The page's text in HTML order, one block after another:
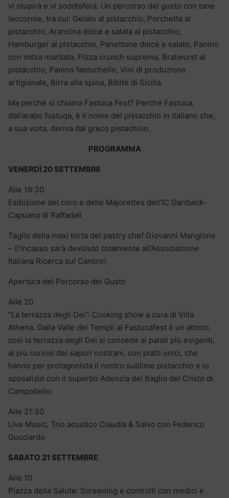
vi stupirà e vi soddisferà. Un percorso del gusto con tane
leccornie, tra cui: Gelato al pistacchio, Porchetta al
pistacchio, Arancina dolce e salata al pistacchio,
Hamburger al pistacchio, Panettone dolce e salato, Panino
con milza maritata, Pizza crunch suprema, Bratwurst al
pistacchio, Panino fastuchello, Vini di produzione
artigianale, Birra alla spina, Bibite di Sicilia.
Ma perché si chiama Fastuca Fest? Perché Fastuca,
dall’arabo fustuqa, è il nome del pistacchio in italiano che,
a sua volta, deriva dal greco pistachion.
PROGRAMMA
VENERDÌ 20 SETTEMBRE
Alle 18:30
Esibizione del coro e delle Majorettes dell’IC Garibaldi-
Capuana di Raffadali
Taglio della maxi torta del pastry chef Giovanni Mangione
– (l’incasso sarà devoluto totalmente all’Associazione
Italiana Ricerca sul Cancro)
Apertura del Percorso del Gusto
Alle 20
“La terrazza degli Dei”: Cooking show a cura di Villa
Athena. Dalla Valle dei Templi al Fastucafest è un attimo,
così la terrazza degli Dei si concede ai palati più esigenti,
ai più curiosi dei sapori nostrani, con piatti unici, che
hanno per protagonista il nostro sublime pistacchio e lo
sposalizio con il superbo Adenzia del Baglio del Cristo di
Campobello
Alle 21:30
Live Music, Trio acustico Claudia & Salvo con Federico
Gucciardo
SABATO 21 SETTEMBRE
Alle 10
Piazza della Salute: Screening e controlli con medici e